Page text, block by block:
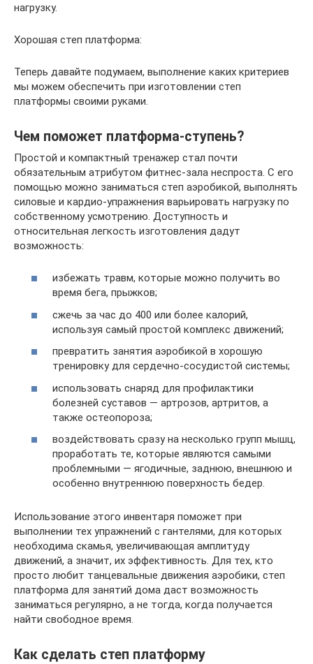
нагрузку.
Хорошая степ платформа:
Теперь давайте подумаем, выполнение каких критериев
мы можем обеспечить при изготовлении степ
платформы своими руками.
Чем поможет платформа-ступень?
Простой и компактный тренажер стал почти
обязательным атрибутом фитнес-зала неспроста. С его
помощью можно заниматься степ аэробикой, выполнять
силовые и кардио-упражнения варьировать нагрузку по
собственному усмотрению. Доступность и
относительная легкость изготовления дадут
возможность:
избежать травм, которые можно получить во
время бега, прыжков;
сжечь за час до 400 или более калорий,
используя самый простой комплекс движений;
превратить занятия аэробикой в хорошую
тренировку для сердечно-сосудистой системы;
использовать снаряд для профилактики
болезней суставов — артрозов, артритов, а
также остеопороза;
воздействовать сразу на несколько групп мышц,
проработать те, которые являются самыми
проблемными — ягодичные, заднюю, внешнюю и
особенно внутреннюю поверхность бедер.
Использование этого инвентаря поможет при
выполнении тех упражнений с гантелями, для которых
необходима скамья, увеличивающая амплитуду
движений, а значит, их эффективность. Для тех, кто
просто любит танцевальные движения аэробики, степ
платформа для занятий дома даст возможность
заниматься регулярно, а не тогда, когда получается
найти свободное время.
Как сделать степ платформу